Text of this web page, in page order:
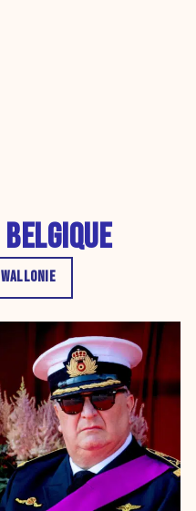
BELGIQUE
WALLONIE